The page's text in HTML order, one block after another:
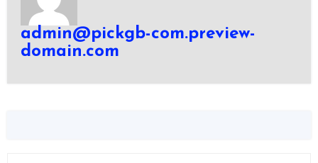
admin@pickgb-com.preview-
domain.com